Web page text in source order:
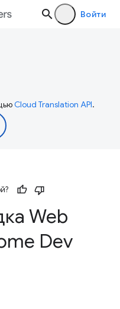
Войти
Cloud Translation API.
Web
Dev